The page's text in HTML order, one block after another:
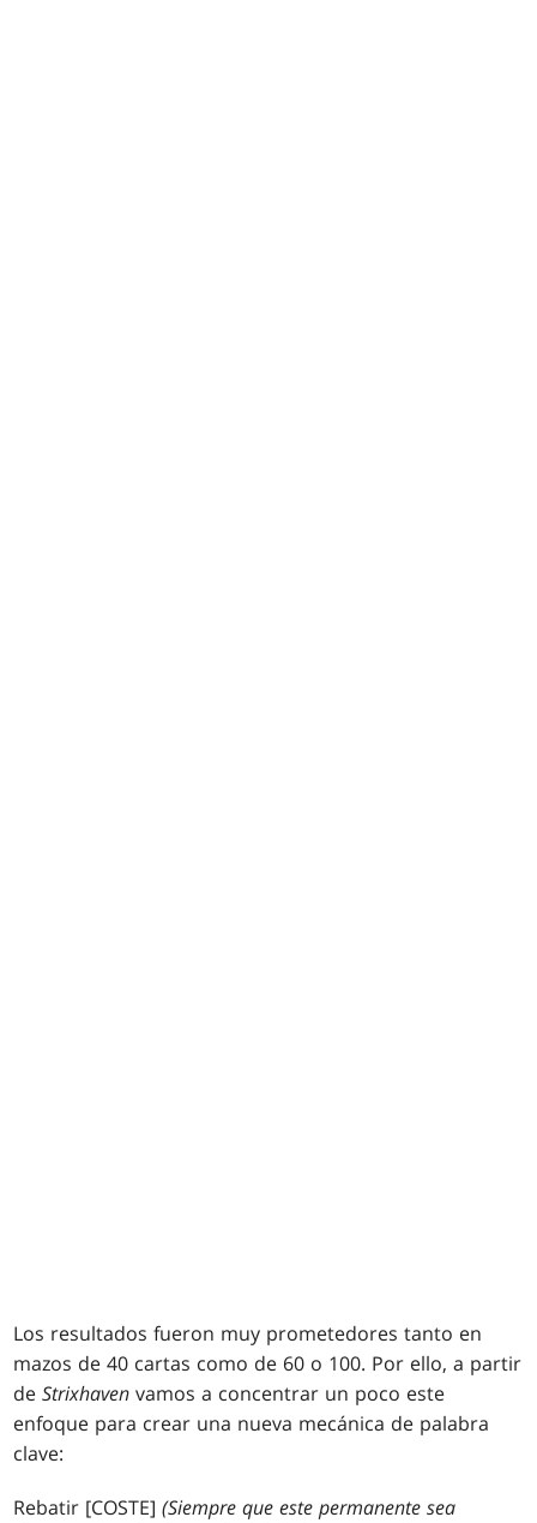
Los resultados fueron muy prometedores tanto en
mazos de 40 cartas como de 60 o 100. Por ello, a partir
deStrixhaven vamos a concentrar un poco este
enfoque para crear una nueva mecánica de palabra
clave:
Rebatir [COSTE](Siempre que este permanente sea